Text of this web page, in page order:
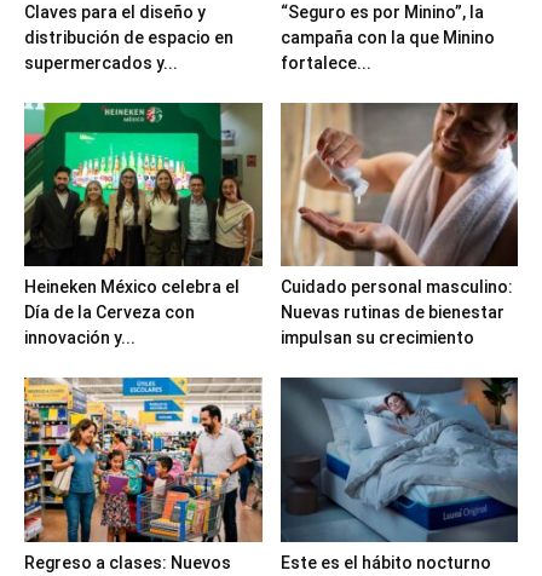
Claves para el diseño y
distribución de espacio en
supermercados y...
“Seguro es por Minino”, la
campaña con la que Minino
fortalece...
Heineken México celebra el
Día de la Cerveza con
innovación y...
Cuidado personal masculino:
Nuevas rutinas de bienestar
impulsan su crecimiento
Regreso a clases: Nuevos
Este es el hábito nocturno